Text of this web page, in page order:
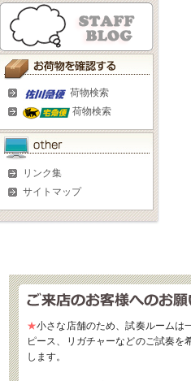
荷物検索
荷物検索
リンク集
サイトマップ
★小さな店舗のため、試奏ルームは
ピース、リガチャーなどのご試奏を
します。